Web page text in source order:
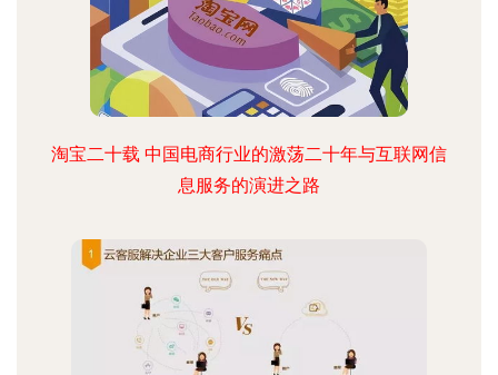
淘宝二十载 中国电商行业的激荡二十年与互联网信
息服务的演进之路